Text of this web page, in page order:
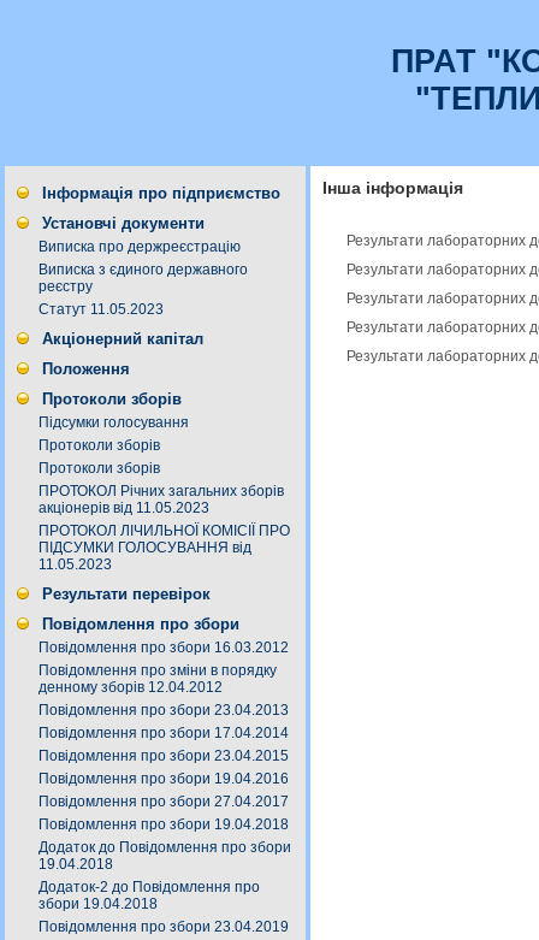
ПРАТ
Інформація про підприємство
Установчі документи
Виписка про держреєстрацію
Виписка з єдиного державного
реєстру
Статут 11.05.2023
Акціонерний капітал
Положення
Протоколи зборів
Підсумки голосування
Протоколи зборів
Протоколи зборів
ПРОТОКОЛ Річних загальних зборів
акціонерів від 11.05.2023
ПРОТОКОЛ ЛІЧИЛЬНОЇ КОМІСІЇ ПРО
ПІДСУМКИ ГОЛОСУВАННЯ від
11.05.2023
Результати перевірок
Повідомлення про збори
Повідомлення про збори 16.03.2012
Повідомлення про зміни в порядку
денному зборів 12.04.2012
Повідомлення про збори 23.04.2013
Повідомлення про збори 17.04.2014
Повідомлення про збори 23.04.2015
Повідомлення про збори 19.04.2016
Повідомлення про збори 27.04.2017
Повідомлення про збори 19.04.2018
Додаток до Повідомлення про збори
19.04.2018
Додаток-2 до Повідомлення про
збори 19.04.2018
Повідомлення про збори 23.04.2019
Інша інформація
Результати лабораторних
Результати лабораторних
Результати лабораторних
Результати лабораторних
Результати лабораторних